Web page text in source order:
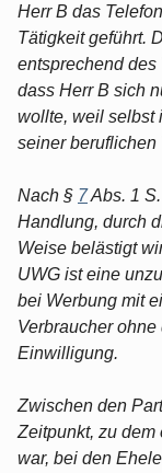
Herr B das
Tätigkeit geführt.
entsprechend des
dass Herr B sich
wollte, weil selbst
seiner beruflichen
Nach § 7Abs. 1
Handlung, durch
Weise belästigt
UWG ist eine
bei Werbung mit
Verbraucher
Einwilligung.
Zwischen den
Zeitpunkt, zu dem
war, bei den